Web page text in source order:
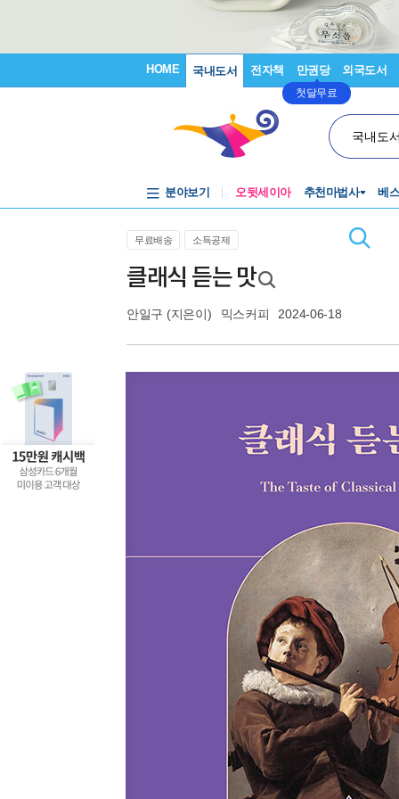
HOME 국내도서 전자책 만권당
첫달무료
외국도서
국내도
분야보기 오뒷세이아 추천마법사 베
무료배송 소득공제
클래식 듣는 맛
안일구 (지은이) 믹스커피 2024-06-18